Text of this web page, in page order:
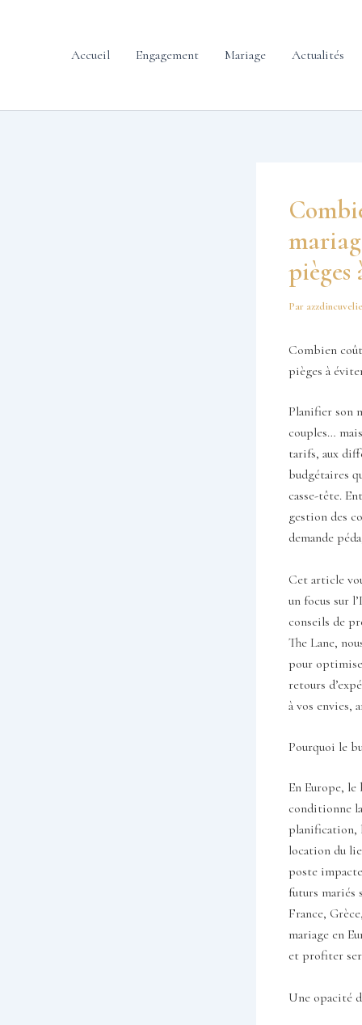
Accueil Engagement Mariage Actualités
pièges
Par
Combien
pièges à
Planifier son
couples…
tarifs, aux
budgétaires
casse-tête.
gestion des
demande
Cet article
un focus sur
conseils de
The Lane,
pour
retours
à vos envies,
Pourquoi le
En Europe,
conditionne
planification,
location du
poste
futurs mariés
France,
mariage en
et profiter
Une opacité